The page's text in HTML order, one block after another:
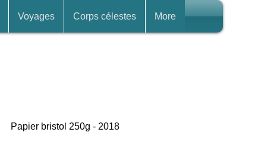
Voyages Corps célestes More
Papier bristol 250g - 2018